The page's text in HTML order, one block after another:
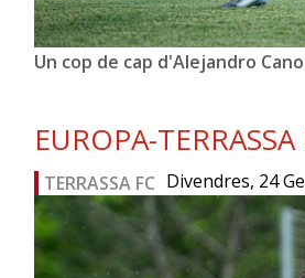
Un cop de cap d'Alejandro
EUROPA-
TERRASSA FC Divendres, 24